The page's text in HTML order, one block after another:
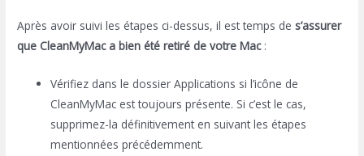
Après avoir suivi les étapes ci-dessus, il est temps des’assurer
que CleanMyMac a bien été retiré de votre Mac:
Vérifiez dans le dossier Applications si l’icône de
CleanMyMac est toujours présente. Si c’est le cas,
supprimez-la définitivement en suivant les étapes
mentionnées précédemment.